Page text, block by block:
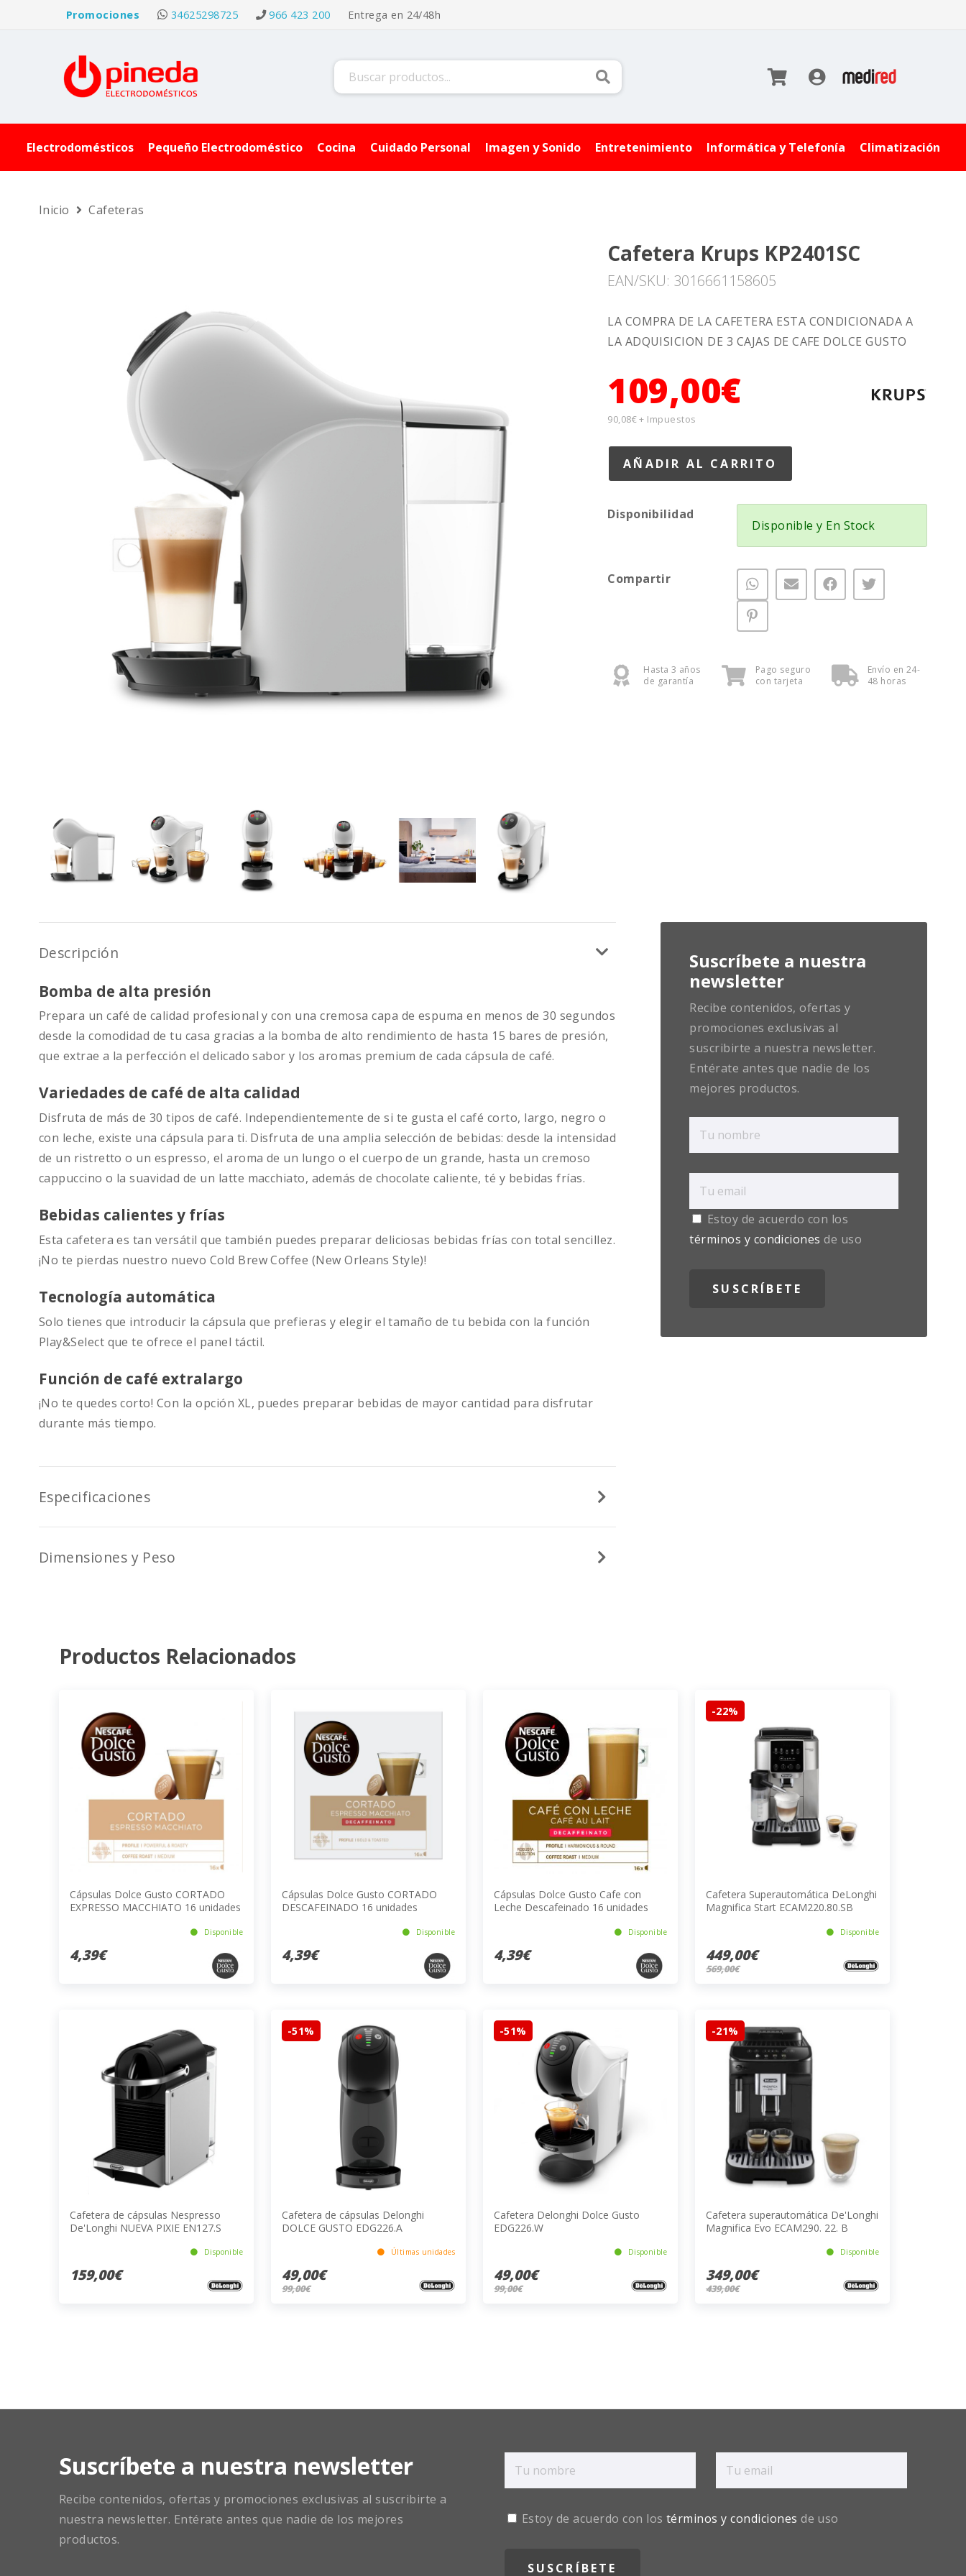
Promociones 34625298725 966 423 200 Entrega en 24/48h
Electrodomésticos Pequeño Electrodoméstico Cocina Cuidado Personal Imagen y Sonido Entretenimiento Informática y Telefonía Climatización
Inicio  Cafeteras
Cafetera Krups KP2401SC
EAN/SKU: 3016661158605
LA COMPRA DE LA CAFETERA ESTA CONDICIONADA A
LA ADQUISICION DE 3 CAJAS DE CAFE DOLCE GUSTO
109,00€
90,08€ + Impuestos
Disponibilidad
Disponible y En Stock
Compartir
Hasta 3 años
de garantía
Pago seguro
con tarjeta
Envío en 24-
48 horas
Descripción
Bomba de alta presión
Prepara un café de calidad profesional y con una cremosa capa de espuma en menos de 30 segundos
desde la comodidad de tu casa gracias a la bomba de alto rendimiento de hasta 15 bares de presión,
que extrae a la perfección el delicado sabor y los aromas premium de cada cápsula de café.
Variedades de café de alta calidad
Disfruta de más de 30 tipos de café. Independientemente de si te gusta el café corto, largo, negro o
con leche, existe una cápsula para ti. Disfruta de una amplia selección de bebidas: desde la intensidad
de un ristretto o un espresso, el aroma de un lungo o el cuerpo de un grande, hasta un cremoso
cappuccino o la suavidad de un latte macchiato, además de chocolate caliente, té y bebidas frías.
Bebidas calientes y frías
Esta cafetera es tan versátil que también puedes preparar deliciosas bebidas frías con total sencillez.
¡No te pierdas nuestro nuevo Cold Brew Coffee (New Orleans Style)!
Tecnología automática
Solo tienes que introducir la cápsula que prefieras y elegir el tamaño de tu bebida con la función
Play&Select que te ofrece el panel táctil.
Función de café extralargo
¡No te quedes corto! Con la opción XL, puedes preparar bebidas de mayor cantidad para disfrutar
durante más tiempo.
Especificaciones
Dimensiones y Peso
Suscríbete a nuestra
newsletter
Recibe contenidos, ofertas y
promociones exclusivas al
suscribirte a nuestra newsletter.
Entérate antes que nadie de los
mejores productos.
Estoy de acuerdo con los
términos y condiciones de uso
Productos Relacionados
Cápsulas Dolce Gusto CORTADO
EXPRESSO MACCHIATO 16 unidades
Disponible
4,39€
Cápsulas Dolce Gusto CORTADO
DESCAFEINADO 16 unidades
Disponible
4,39€
Cápsulas Dolce Gusto Cafe con
Leche Descafeinado 16 unidades
Disponible
4,39€
-22%
Cafetera Superautomática DeLonghi
Magnifica Start ECAM220.80.SB
Disponible
449,00€
569,00€
Cafetera de cápsulas Nespresso
De'Longhi NUEVA PIXIE EN127.S
Disponible
159,00€
-51%
Cafetera de cápsulas Delonghi
DOLCE GUSTO EDG226.A
Últimas unidades
49,00€
99,00€
-51%
Cafetera Delonghi Dolce Gusto
EDG226.W
Disponible
49,00€
99,00€
-21%
Cafetera superautomática De'Longhi
Magnifica Evo ECAM290. 22. B
Disponible
349,00€
439,00€
Suscríbete a nuestra newsletter
Recibe contenidos, ofertas y promociones exclusivas al suscribirte a
nuestra newsletter. Entérate antes que nadie de los mejores
productos.
Estoy de acuerdo con los términos y condiciones de uso